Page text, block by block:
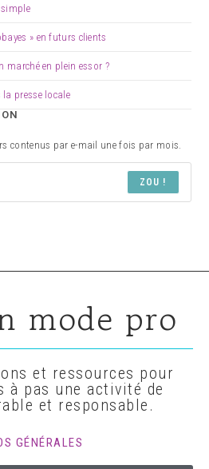
» en futurs clients
marché en plein essor ?
presse locale
contenus par e-mail une fois par mois.
ZOU !
mode pro
et ressources pour
à pas une activité de
et responsable.
GÉNÉRALES